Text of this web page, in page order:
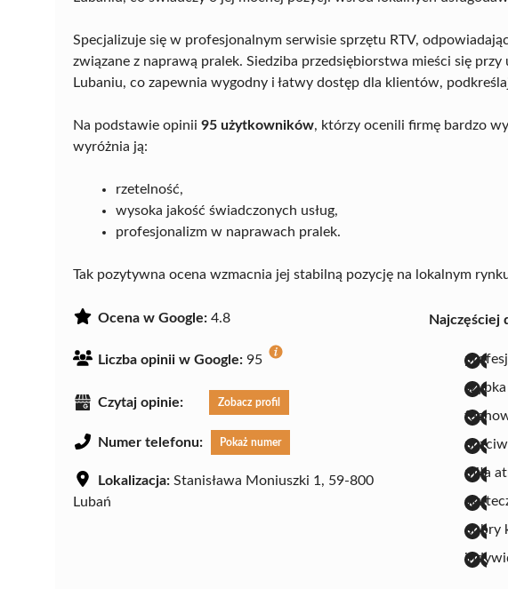
Specjalizuje się w profesjonalnym serwisie sprzętu RTV,
związane z naprawą pralek. Siedziba przedsiębiorstwa mieści się przy
Lubaniu, co zapewnia wygodny i łatwy dostęp dla klientów,
Na podstawie opinii 95 użytkowników, którzy ocenili firmę bardzo
wyróżnia ją:
rzetelność,
wysoka jakość świadczonych usług,
profesjonalizm w naprawach pralek.
Tak pozytywna ocena wzmacnia jej stabilną pozycję na lokalnym
Ocena w Google: 4.8
Liczba opinii w Google: 95
Czytaj opinie: Zobacz profil
Numer telefonu: Pokaż numer
Lokalizacja: Stanisława Moniuszki 1, 59-800
Lubań
Najczęściej
miła
dobry